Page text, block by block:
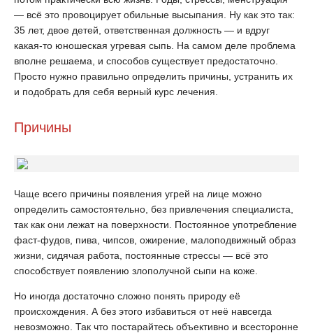
— всё это провоцирует обильные высыпания. Ну как это так:
35 лет, двое детей, ответственная должность — и вдруг
какая-то юношеская угревая сыпь. На самом деле проблема
вполне решаема, и способов существует предостаточно.
Просто нужно правильно определить причины, устранить их
и подобрать для себя верный курс лечения.
Причины
Чаще всего причины появления угрей на лице можно
определить самостоятельно, без привлечения специалиста,
так как они лежат на поверхности. Постоянное употребление
фаст-фудов, пива, чипсов, ожирение, малоподвижный образ
жизни, сидячая работа, постоянные стрессы — всё это
способствует появлению злополучной сыпи на коже.
Но иногда достаточно сложно понять природу её
происхождения. А без этого избавиться от неё навсегда
невозможно. Так что постарайтесь объективно и всесторонне